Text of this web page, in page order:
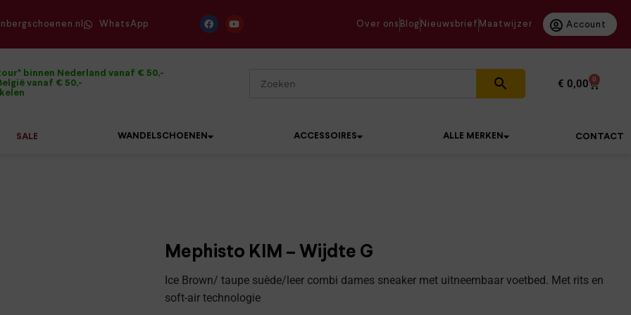
WhatsApp Over ons Blog Nieuwsbrief Maatwijzer Account
binnen Nederland vanaf € 50,-
vanaf € 50,-
€ 0,00 0
SALE WANDELSCHOENEN ACCESSOIRES ALLE MERKEN CONTACT
Mephisto KIM – Wijdte G
Ice Brown/ taupe suède/leer combi dames sneaker met uitneembaar voetbed. Met rits en
soft-air technologie